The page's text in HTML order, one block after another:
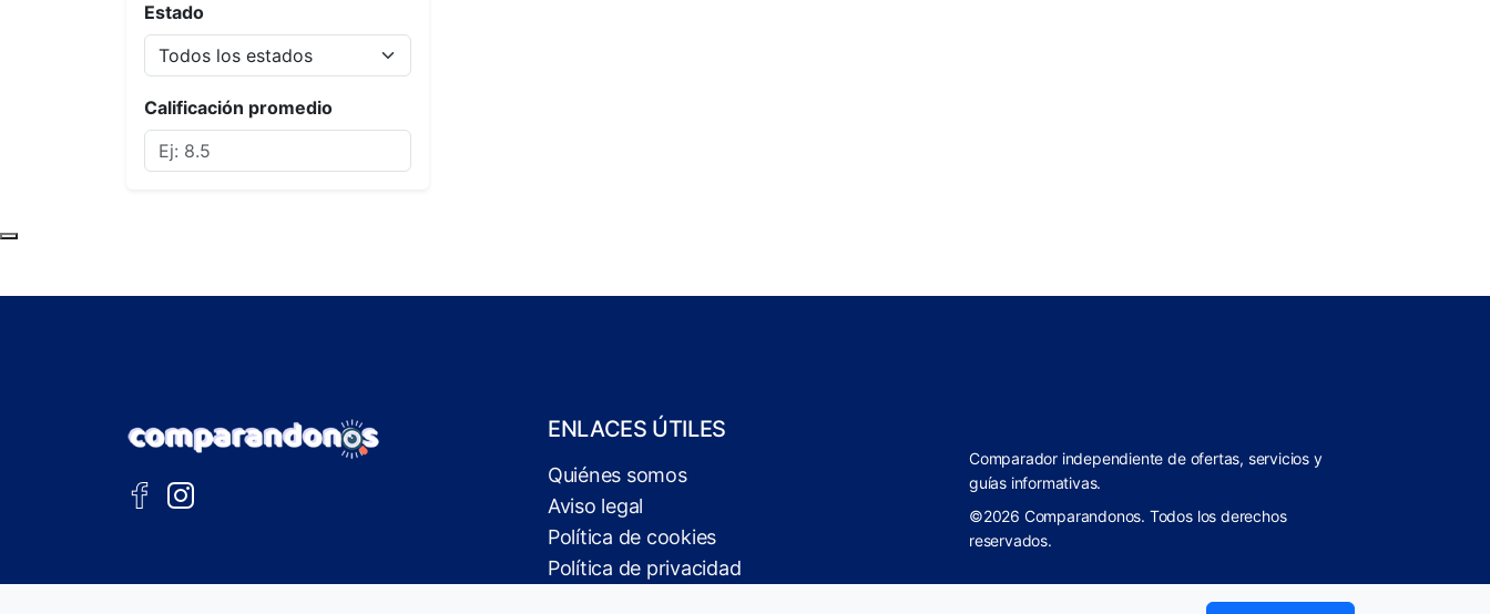
Estado
Calificación promedio
ENLACES ÚTILES
Quiénes somos
Aviso legal
Política de cookies
Política de privacidad
Comparador independiente de ofertas, servicios y
guías informativas.
©2026 Comparandonos. Todos los derechos
reservados.